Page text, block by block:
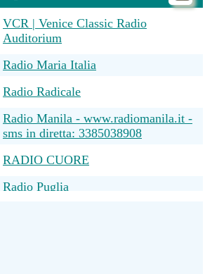
VCR | Venice Classic Radio
Auditorium
Radio Maria Italia
Radio Radicale
Radio Manila - www.radiomanila.it -
sms in diretta: 3385038908
RADIO CUORE
Radio Puglia